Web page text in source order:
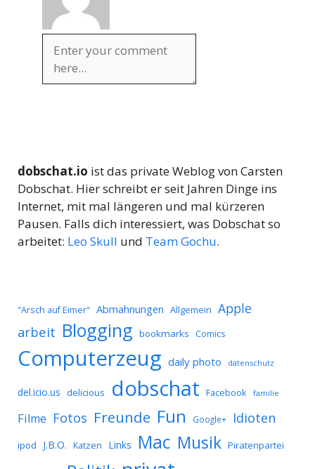
dobschat.io ist das private Weblog von Carsten
Dobschat. Hier schreibt er seit Jahren Dinge ins
Internet, mit mal längeren und mal kürzeren
Pausen. Falls dich interessiert, was Dobschat so
arbeitet: Leo Skull und Team Gochu.
"Arsch auf Eimer" Abmahnungen Allgemein Apple
arbeit Blogging bookmarks Comics
Computerzeug daily photo datenschutz
del.icio.us delicious dobschat Facebook familie
Filme Fotos Freunde Fun Google+ Idioten
ipod J.B.O. Katzen Links Mac Musik Piratenpartei